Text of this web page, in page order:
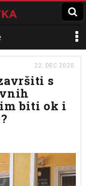
22. DEC 2020.
s
biti ok i